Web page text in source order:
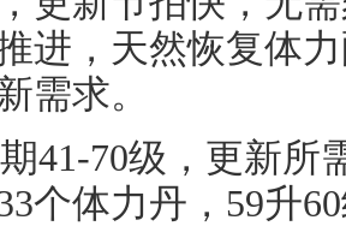
进，天然恢复体
需求。
41-70级，更新所
个体力丹，59升